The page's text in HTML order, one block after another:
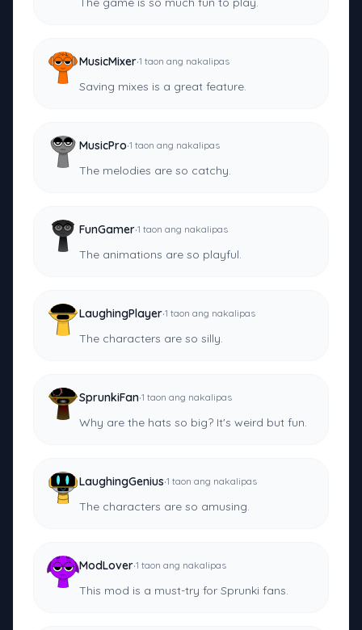
MusicMixer·1 taon ang nakalipas
Saving mixes is a great feature.
MusicPro·1 taon ang nakalipas
The melodies are so catchy.
FunGamer·1 taon ang nakalipas
The animations are so playful.
LaughingPlayer·1 taon ang nakalipas
The characters are so silly.
SprunkiFan·1 taon ang nakalipas
Why are the hats so big? It's weird but fun.
LaughingGenius·1 taon ang nakalipas
The characters are so amusing.
ModLover·1 taon ang nakalipas
This mod is a must-try for Sprunki fans.